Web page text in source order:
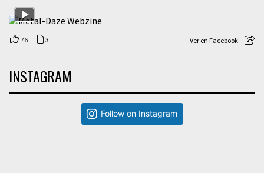
76 3 Ver en Facebook
INSTAGRAM
Follow on Instagram